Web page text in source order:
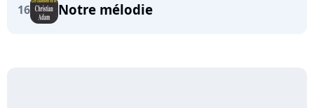
16 Notre mélodie